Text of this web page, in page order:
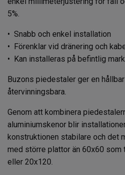
5%.
• Snabb och enkel installation
• Förenklar vid dränering och
• Kan installeras på befintlig
Buzons piedestaler ger en
återvinningsbara.
Genom att kombinera
aluminiumskenor blir
konstruktionen stabilare och det
med större plattor än 60x60 som
eller 20x120.